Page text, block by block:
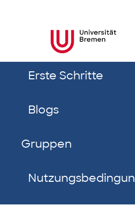
Erste Schritte
Blogs
Gruppen